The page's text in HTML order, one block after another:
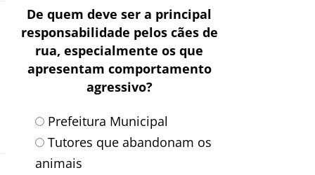
De quem deve ser a principal
responsabilidade pelos cães de
rua, especialmente os que
apresentam comportamento
agressivo?
Prefeitura Municipal
Tutores que abandonam os
animais